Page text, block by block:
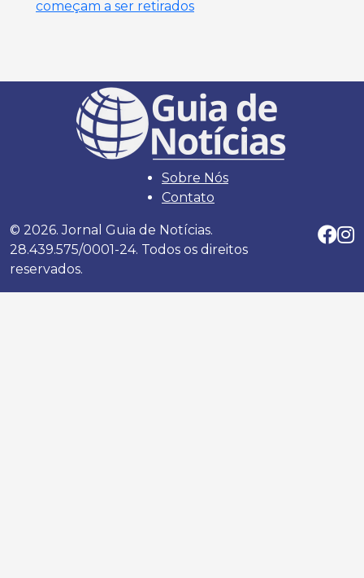
começam a ser retirados
Sobre Nós
Contato
© 2026. Jornal Guia de Notícias.
28.439.575/0001-24. Todos os direitos
reservados.